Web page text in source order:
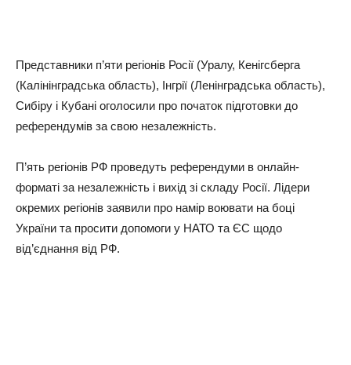
Представники п’яти регіонів Росії (Уралу, Кенігсберга
(Калінінградська область), Інгрії (Ленінградська область),
Сибіру і Кубані оголосили про початок підготовки до
референдумів за свою незалежність.
П’ять регіонів РФ проведуть референдуми в онлайн-
форматі за незалежність і вихід зі складу Росії. Лідери
окремих регіонів заявили про намір воювати на боці
України та просити допомоги у НАТО та ЄС щодо
від’єднання від РФ.